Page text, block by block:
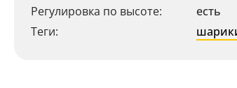
Регулировка по высоте:
есть
Теги: